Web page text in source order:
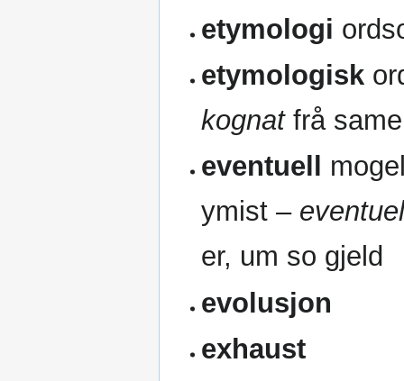
etymologi
etymologisk
kognatfrå
eventuell
ymist –
er, um so gjeld
evolusjon
exhaust